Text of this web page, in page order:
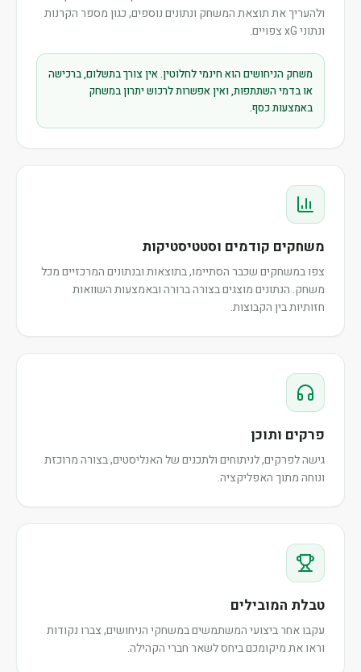
ולהעריך את תוצאת המשחק ונתונים נוספים, כגון מספר הקרנות
ונתוני xG צפויים.
משחק הניחושים הוא חינמי לחלוטין. אין צורך בתשלום, ברכישה
או בדמי השתתפות, ואין אפשרות לרכוש יתרון במשחק
באמצעות כסף.
משחקים קודמים וסטטיסטיקות
צפו במשחקים שכבר הסתיימו, בתוצאות ובנתונים המרכזיים מכל
משחק. הנתונים מוצגים בצורה ברורה ובאמצעות השוואות
חזותיות בין הקבוצות.
פרקים ותוכן
גישה לפרקים, לניתוחים ולתכנים של האנליסטים, בצורה מרוכזת
ונוחה מתוך האפליקציה.
טבלת המובילים
עקבו אחר ביצועי המשתמשים במשחקי הניחושים, צברו נקודות
וראו את מיקומכם ביחס לשאר חברי הקהילה.